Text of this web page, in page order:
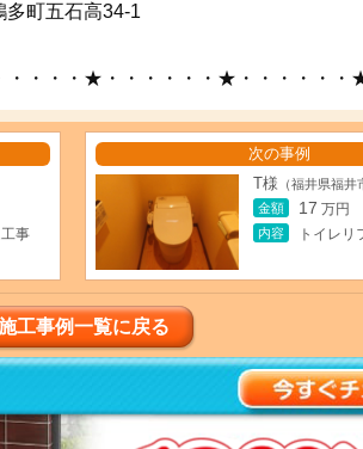
町五石高34-1
・・・★・・・・・・★・・・・・・
事
次の事例
T様 （福井県福井
金額
17 万円
内容
トイレリ
工事例一覧に戻る